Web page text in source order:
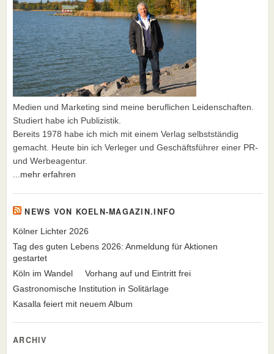
Medien und Marketing sind meine beruflichen Leidenschaften.
Studiert habe ich Publizistik.
Bereits 1978 habe ich mich mit einem Verlag selbstständig
gemacht. Heute bin ich Verleger und Geschäftsführer einer PR-
und Werbeagentur.
...mehr erfahren
NEWS VON KOELN-MAGAZIN.INFO
Kölner Lichter 2026
Tag des guten Lebens 2026: Anmeldung für Aktionen
gestartet
Köln im Wandel
Vorhang auf und Eintritt frei
Gastronomische Institution in Solitärlage
Kasalla feiert mit neuem Album
ARCHIV